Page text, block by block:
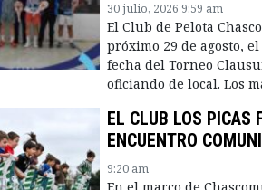
30 julio, 2026 9:59 am
El Club de Pelota
próximo 29 de agosto,
fecha del Torneo
oficiando de local. Los
EL CLUB LOS PICAS
ENCUENTRO
9:20 am